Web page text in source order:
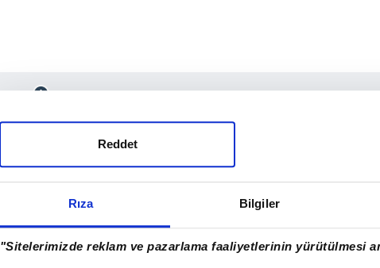
Rıza Bilgiler
"Sitelerimizde reklam ve pazarlama faaliyetlerinin yürütülmesi
Reddet
Uygulamalara Özel Ayrıcalıkları Keşfedin!